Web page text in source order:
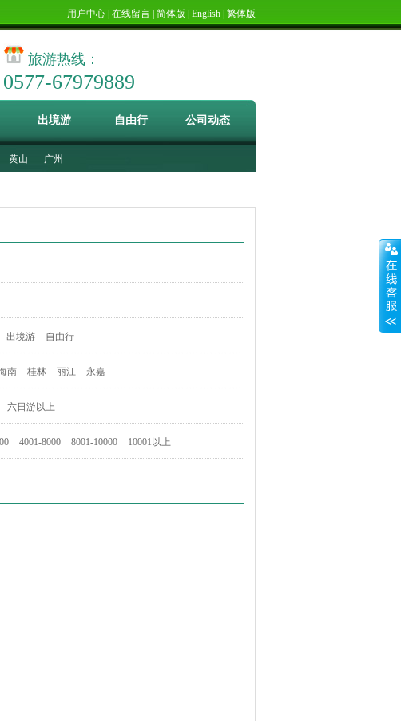
用户中心 在线留言 简体版 English 繁体版
旅游热线：
0577-67979889
出境游 自由行 公司动态
黄山 广州
出境游 自由行
南 桂林 丽江 永嘉
六日游以上
4001-8000 8001-10000 10001以上